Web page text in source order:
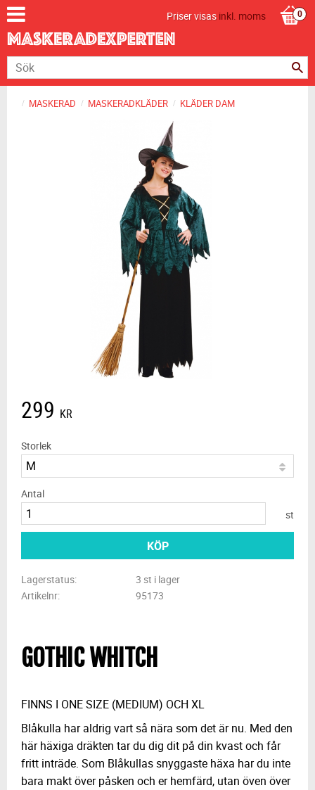
Priser visasinkl. moms
MASKERAD MASKERADKLÄDER KLÄDER DAM
299 KR
Storlek
Antal
st
KÖP
Lagerstatus
3 st i lager
Artikelnr
95173
GOTHIC WHITCH
FINNS I ONE SIZE (MEDIUM) OCH XL
Blåkulla har aldrig vart så nära som det är nu. Med den
här häxiga dräkten tar du dig dit på din kvast och får
fritt inträde. Som Blåkullas snyggaste häxa har du inte
bara makt över påsken och er hemfärd, utan öven över